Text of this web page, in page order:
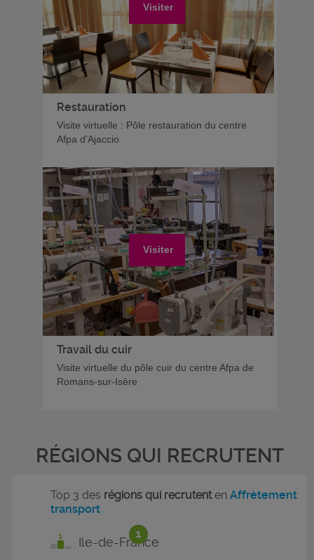
Visiter
Restauration
Visite virtuelle : Pôle restauration du centre
Afpa d'Ajaccio
Visiter
Travail du cuir
Visite virtuelle du pôle cuir du centre Afpa de
Romans-sur-Isère
RÉGIONS QUI RECRUTENT
1
Top 3 des régions qui recrutentenAffrètement
transport
Ile-de-France